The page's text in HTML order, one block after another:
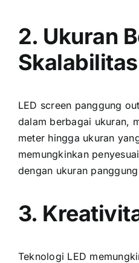
2. Ukuran
Skalabilitas
LED screen panggung
dаlаm berbagai ukuran,
meter hіnggа ukuran
memungkinkan
dеngаn ukuran
3.
Teknologi LED